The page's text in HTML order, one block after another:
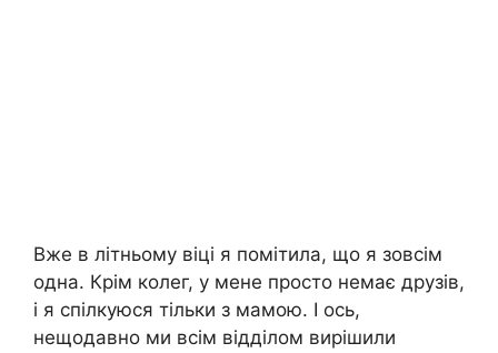
Вже в літньому віці я помітила, що я зовсім
одна. Крім колег, у мене просто немає друзів,
і я спілкуюся тільки з мамою. І ось,
нещодавно ми всім відділом вирішили